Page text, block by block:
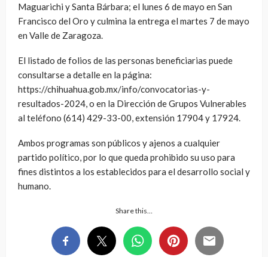
Maguarichi y Santa Bárbara; el lunes 6 de mayo en San
Francisco del Oro y culmina la entrega el martes 7 de mayo
en Valle de Zaragoza.
El listado de folios de las personas beneficiarias puede
consultarse a detalle en la página:
https://chihuahua.gob.mx/info/convocatorias-y-
resultados-2024, o en la Dirección de Grupos Vulnerables
al teléfono (614) 429-33-00, extensión 17904 y 17924.
Ambos programas son públicos y ajenos a cualquier
partido político, por lo que queda prohibido su uso para
fines distintos a los establecidos para el desarrollo social y
humano.
Share this…